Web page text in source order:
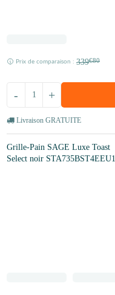
Prix de comparaison : 339€80
+
-
Livraison GRATUITE
Grille-Pain SAGE Luxe Toast
Select noir STA735BST4EEU1